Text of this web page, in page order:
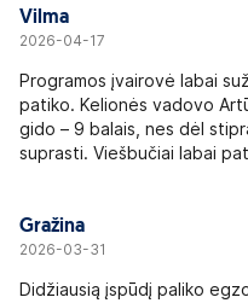
Vilma
2026-04-17
Programos įvairovė labai
patiko. Kelionės vadovo
gido – 9 balais, nes dėl
suprasti. Viešbučiai labai
Gražina
2026-03-31
Didžiausią įspūdį paliko